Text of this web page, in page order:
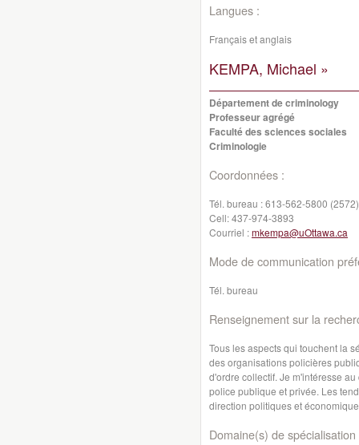
Langues :
Français et anglais
KEMPA, Michael »
Département de criminology
Professeur agrégé
Faculté des sciences sociales
Criminologie
Coordonnées :
Tél. bureau :613-562-5800 (2572)
Cell:437-974-3893
Courriel :mkempa@uOttawa.ca
Mode de communication
Tél. bureau
Renseignement sur la
Tous les aspects qui touchent la
des organisations policières
d'ordre collectif. Je m'intéresse
police publique et privée. Les
direction politiques et
Domaine(s) de spécialisation